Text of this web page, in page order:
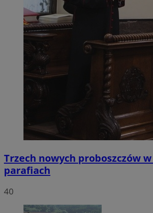
Trzech nowych proboszczów
parafiach
40